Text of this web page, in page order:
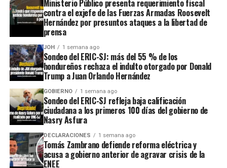
Ministerio Público presenta requerimiento fiscal
contra el exjefe de las Fuerzas Armadas Roosevelt
Hernández por presuntos ataques a la libertad de
prensa
JOH 1 semana ago
Sondeo del ERIC-SJ: más del 55 % de los
hondureños rechaza el indulto otorgado por Donald
Trump a Juan Orlando Hernández
GOBIERNO 1 semana ago
Sondeo del ERIC-SJ refleja baja calificación
ciudadana a los primeros 100 días del gobierno de
Nasry Asfura
DECLARACIONES 1 semana ago
Tomás Zambrano defiende reforma eléctrica y
acusa a gobierno anterior de agravar crisis de la
ENEE